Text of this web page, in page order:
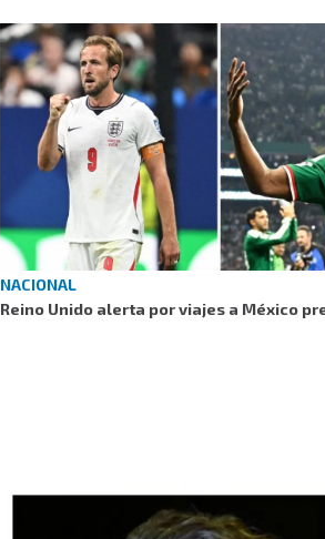
NACIONAL
Reino Unido alerta por viajes a México